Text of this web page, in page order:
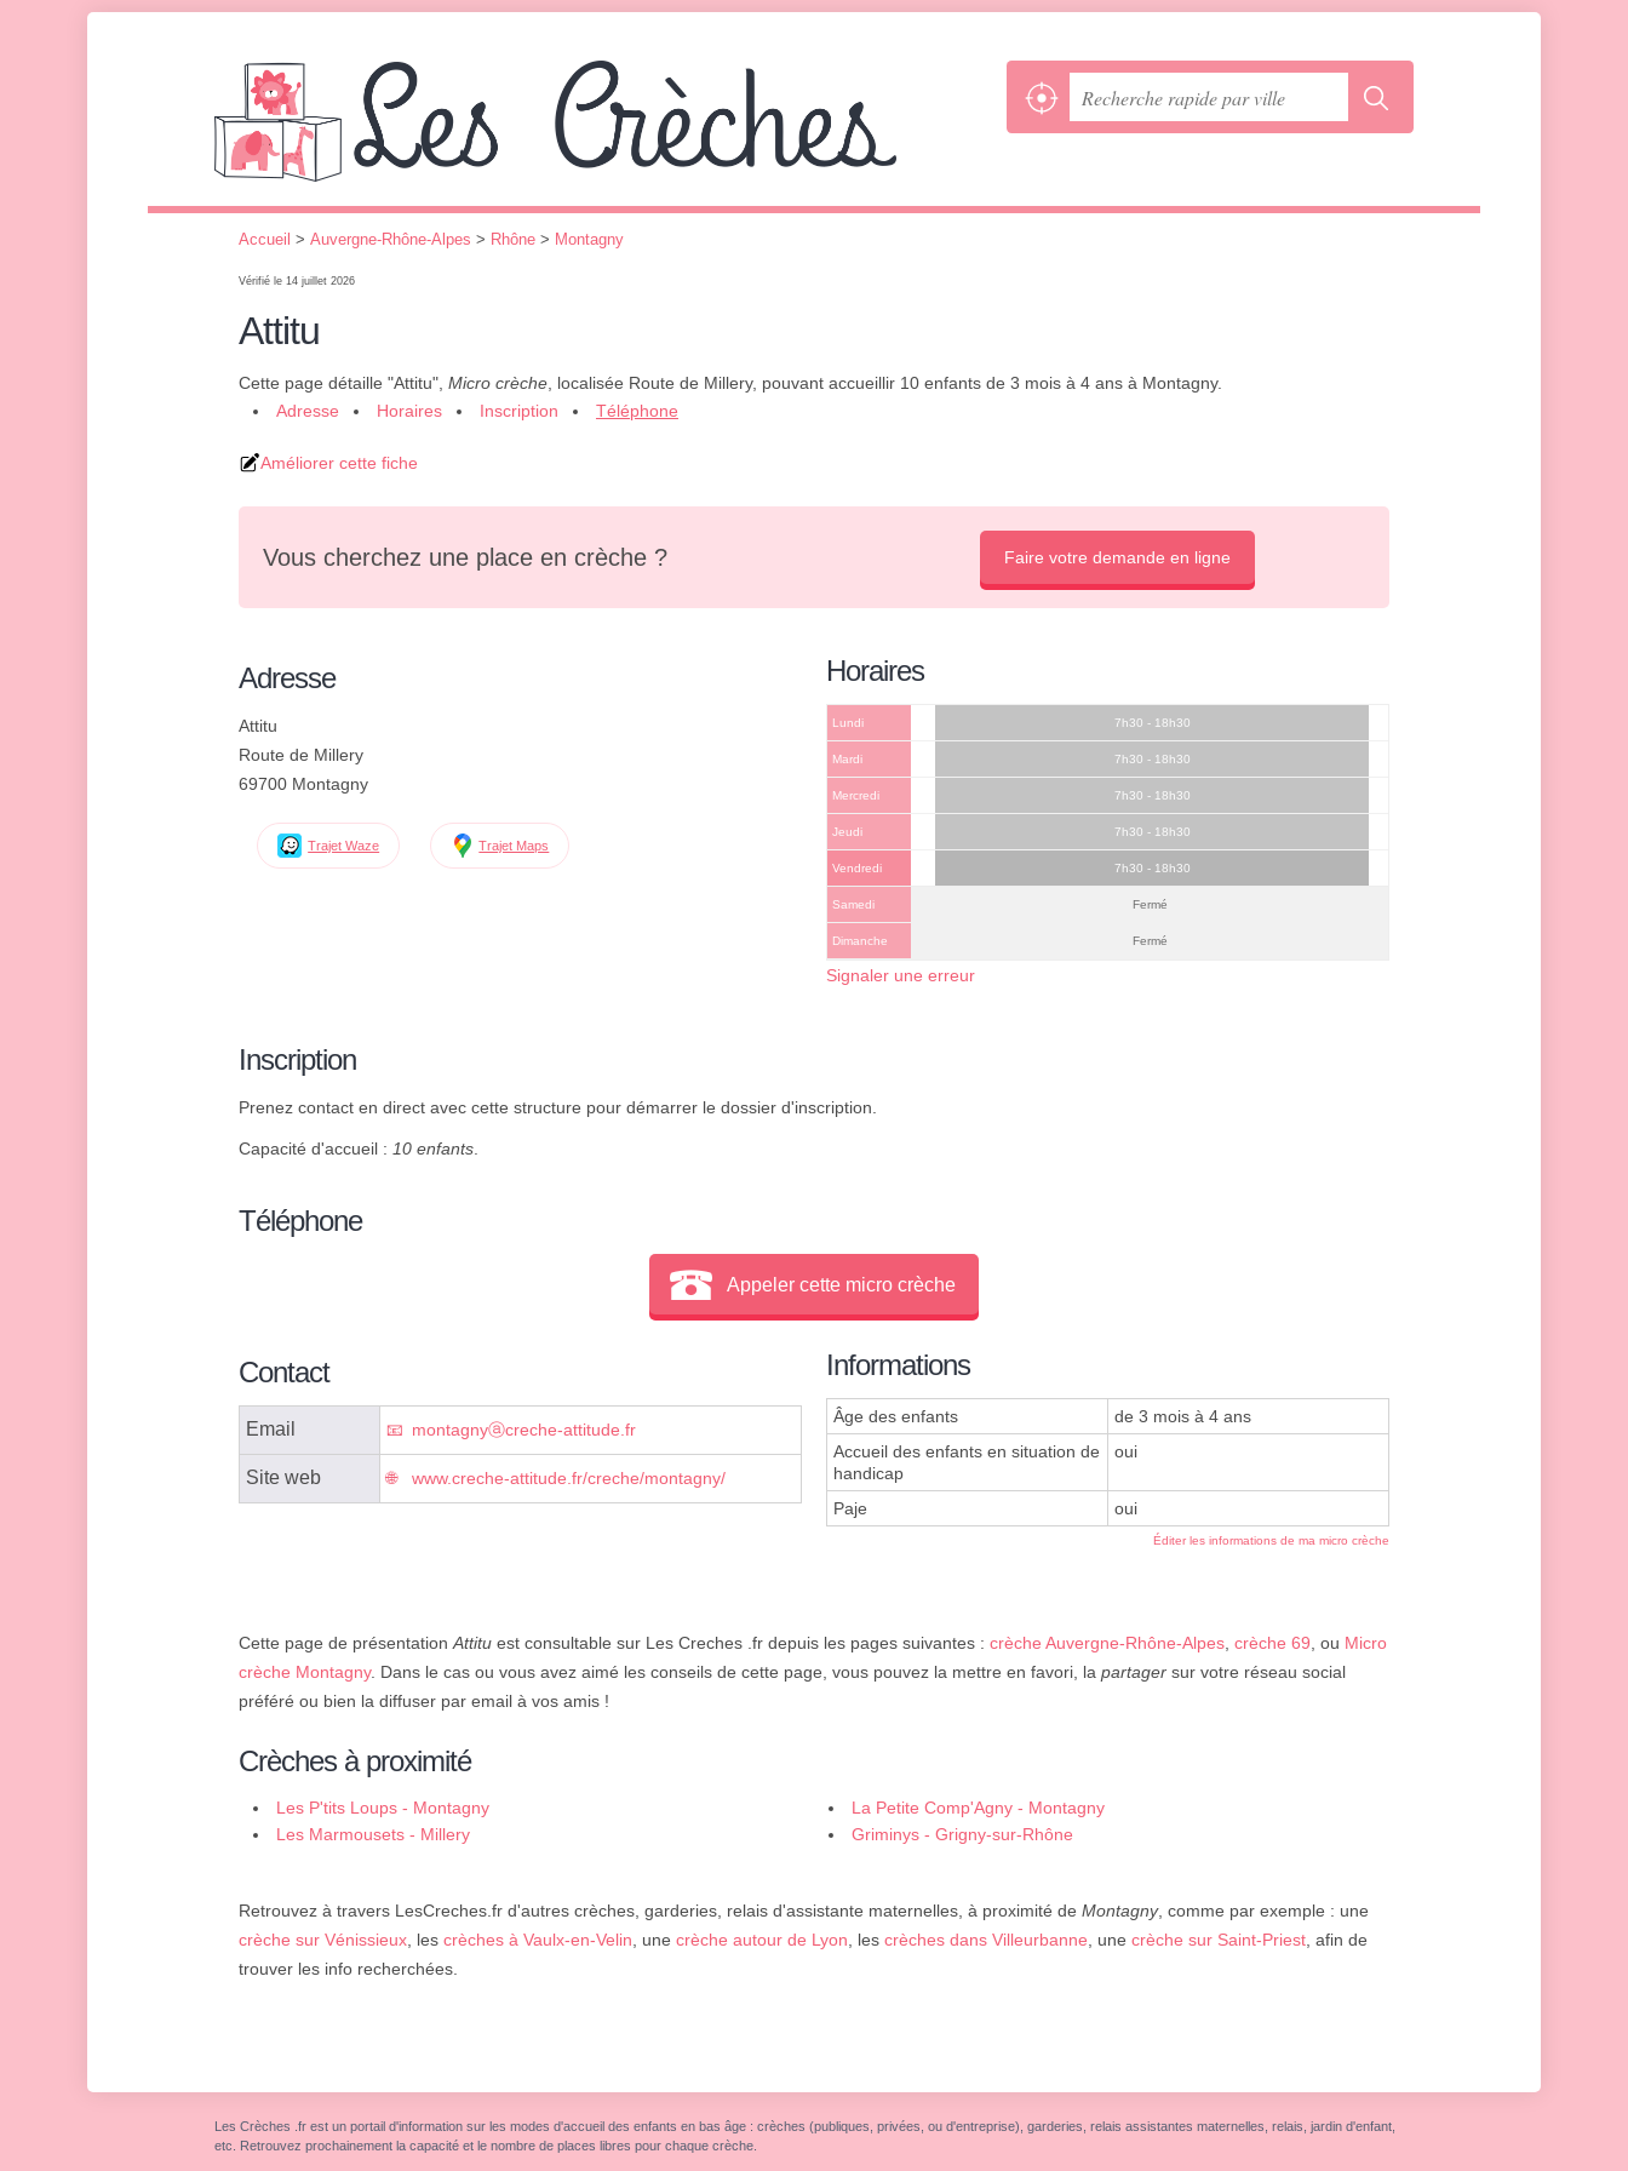
Accueil > Auvergne-Rhône-Alpes > Rhône > Montagny
Vérifié le 14 juillet 2026
Attitu
Cette page détaille "Attitu", Micro crèche , localisée Route de Millery, pouvant accueillir 10 enfants de 3 mois à 4 ans à Montagny.
Adresse
Horaires Inscription Téléphone
Améliorer cette fiche
Vous cherchez une place en crèche ? Faire votre demande en ligne
Adresse
Attitu
Route de Millery
69700 Montagny
Trajet Waze Trajet Maps
Horaires
Lundi 7h30 - 18h30
Mardi 7h30 - 18h30
Mercredi 7h30 - 18h30
Jeudi 7h30 - 18h30
Vendredi 7h30 - 18h30
Samedi Fermé
Dimanche Fermé
Signaler une erreur
Inscription
Prenez contact en direct avec cette structure pour démarrer le dossier d'inscription.
Capacité d'accueil : 10 enfants
Téléphone
Appeler cette micro crèche
Contact
Email montagnyⓐcreche-attitude.fr
Site web www.creche-attitude.fr/creche/montagny/
Informations
Âge des enfants
de 3 mois à 4 ans
Accueil des enfants en situation de
handicap
oui
Paje oui
Éditer les informations de ma micro crèche
Cette page de présentation Attitu est consultable sur Les Creches .fr depuis les pages suivantes : crèche Auvergne-Rhône-Alpes crèche 69 , ou Micro
crèche Montagny. Dans le cas ou vous avez aimé les conseils de cette page, vous pouvez la mettre en favori, la partager sur votre réseau social
préféré ou bien la diffuser par email à vos amis !
Crèches à proximité
Les P'tits Loups - Montagny
La Petite Comp'Agny - Montagny
Les Marmousets - Millery
Griminys - Grigny-sur-Rhône
Retrouvez à travers LesCreches.fr d'autres crèches, garderies, relais d'assistante maternelles, à proximité de Montagny, comme par exemple : une
crèche sur Vénissieux , les crèches à Vaulx-en-Velin , une crèche autour de Lyon , les crèches dans Villeurbanne , une crèche sur Saint-Priest , afin de
trouver les info recherchées.
Les Crèches .fr est un portail d'information sur les modes d'accueil des enfants en bas âge : crèches (publiques, privées, ou d'entreprise), garderies, relais assistantes maternelles, relais, jardin d'enfant,
etc. Retrouvez prochainement la capacité et le nombre de places libres pour chaque crèche.